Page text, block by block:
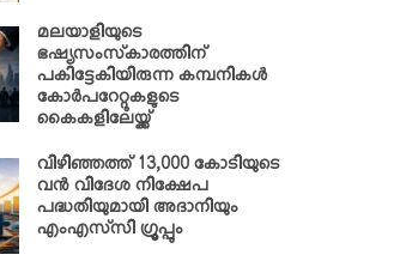
മലയാളിയുടെ
ഭഷ്യസംസ്‌കാരത്തിന്
പകിട്ടേകിയിരുന്ന കമ്പനികള്‍
കോര്‍പറേറ്റുകളുടെ
കൈകളിലേയ്ക്ക്
വിഴിഞ്ഞത്ത് 13,000 കോടിയുടെ
വന്‍ വിദേശ നിക്ഷേപ
പദ്ധതിയുമായി അദാനിയും
എംഎസ്‌സി ഗ്രൂപ്പും